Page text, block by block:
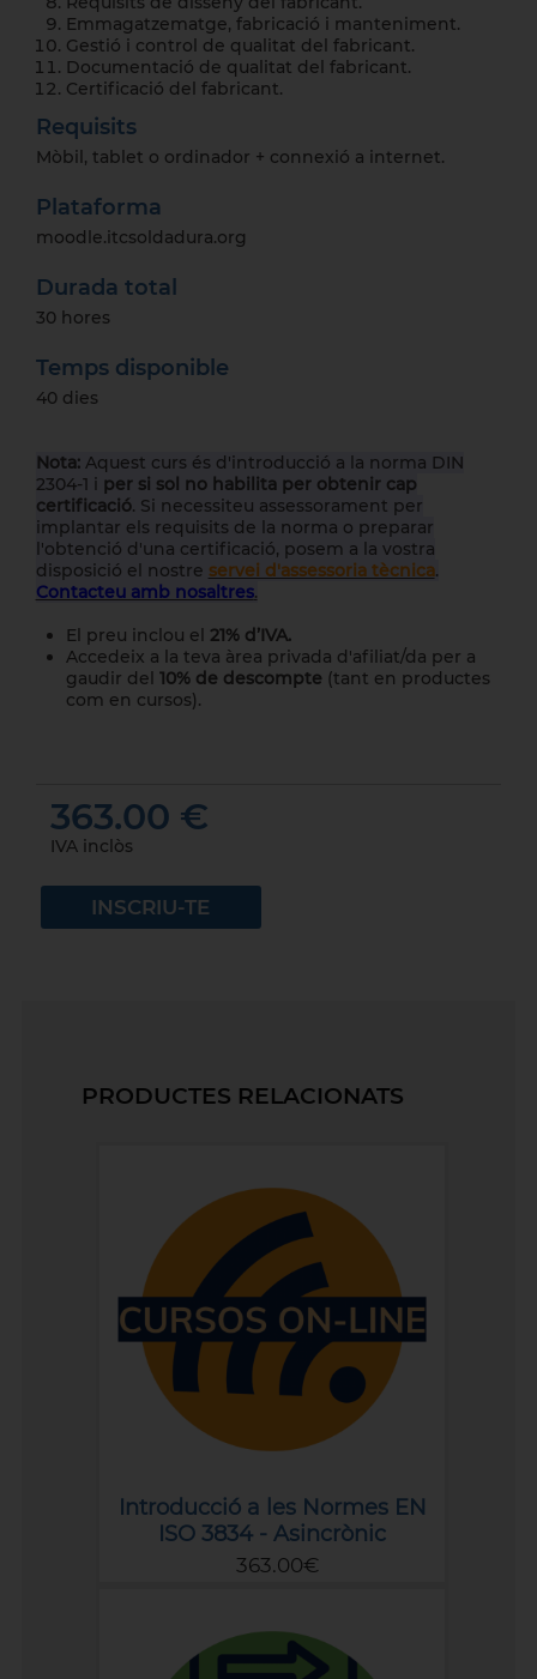
Emmagatzematge, fabricació i manteniment.
Gestió i control de qualitat del fabricant.
Documentació de qualitat del fabricant.
Certificació del fabricant.
Requisits
Mòbil, tablet o ordinador + connexió a internet.
Plataforma
moodle.itcsoldadura.org
Durada total
30 hores
Temps disponible
40 dies
Nota:Aquest curs és d'introducció a la norma DIN
2304-1 i per si sol no habilita per obtenir cap
certificació. Si necessiteu assessorament per
implantar els requisits de la norma o preparar
l'obtenció d'una certificació, posem a la vostra
disposició el nostre servei d'assessoria tècnica.
Contacteu amb nosaltres.
El preu inclou el 21% d’IVA.
Accedeix a la teva àrea privada d'afiliat/da per a
gaudir del 10% de descompte (tant en productes
com en cursos).
363.00 €
IVA inclòs
INSCRIU-TE
PRODUCTES RELACIONATS
Introducció a les Normes EN
ISO 3834 - Asincrònic
363.00€